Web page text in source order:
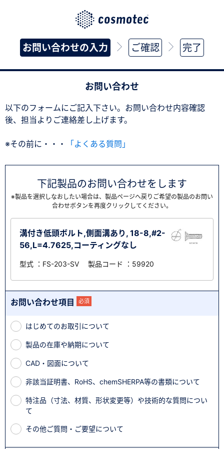
お問い合わせの入力 ご確認 完了
お問い合わせ
以下のフォームにご記入下さい。お問い合わせ内容確認
後、担当よりご連絡差し上げます。
※その前に・・・ 「よくある質問」
下記製品のお問い合わせをします
※製品を選択しなおしたい場合は、製品ページへ戻りご希望の製品のお問い
合わせボタンを再度クリックしてください。
溝付き低頭ボルト,側面溝あり, 18-8,#2-
56,L=4.7625,コーティングなし
型式 ：FS-203-SV 製品コード ：59920
お問い合わせ項目 必須
はじめてのお取引について
製品の在庫や納期について
CAD・図面について
非該当証明書、RoHS、chemSHERPA等の書類について
特注品（寸法、材質、形状変更等）や技術的な質問につい
て
その他ご質問・ご要望について